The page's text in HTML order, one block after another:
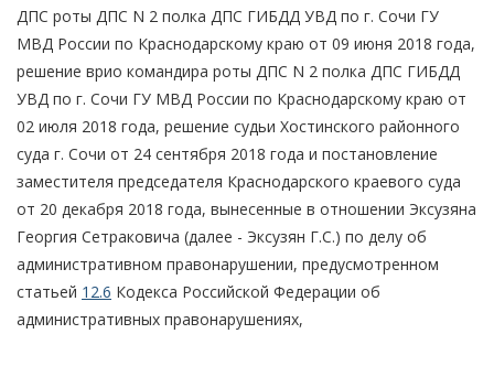
ДПС роты ДПС N 2 полка ДПС ГИБДД УВД по г. Сочи ГУ
МВД России по Краснодарскому краю от 09 июня 2018 года,
решение врио командира роты ДПС N 2 полка ДПС ГИБДД
УВД по г. Сочи ГУ МВД России по Краснодарскому краю от
02 июля 2018 года, решение судьи Хостинского районного
суда г. Сочи от 24 сентября 2018 года и постановление
заместителя председателя Краснодарского краевого суда
от 20 декабря 2018 года, вынесенные в отношении Эксузяна
Георгия Сетраковича (далее - Эксузян Г.С.) по делу об
административном правонарушении, предусмотренном
статьей 12.6 Кодекса Российской Федерации об
административных правонарушениях,